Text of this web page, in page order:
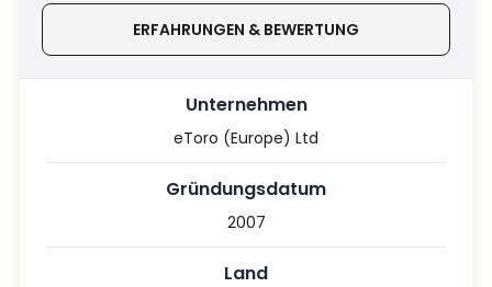
ERFAHRUNGEN & BEWERTUNG
Unternehmen
eToro (Europe) Ltd
Gründungsdatum
2007
Land